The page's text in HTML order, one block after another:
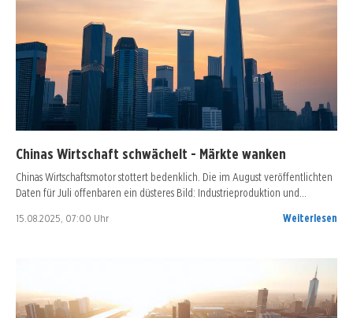
Chinas Wirtschaft schwächelt - Märkte wanken
Chinas Wirtschaftsmotor stottert bedenklich. Die im August veröffentlichten
Daten für Juli offenbaren ein düsteres Bild: Industrieproduktion und…
15.08.2025, 07:00 Uhr Weiterlesen